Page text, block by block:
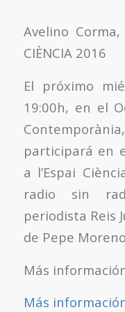
Avelino Corma,
CIÈNCIA 2016
El próximo
19:00h, en el
participará en
a l’Espai
radio sin
periodista Reis
de Pepe
Más
Más